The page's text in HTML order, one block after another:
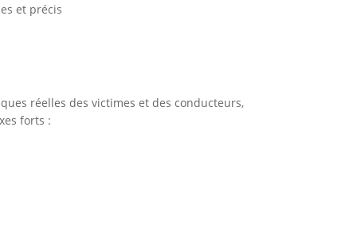
et précis
réelles des victimes et des conducteurs,
forts :